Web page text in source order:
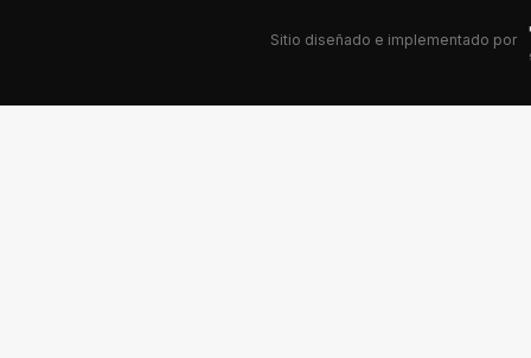
Sitio diseñado e implementado por